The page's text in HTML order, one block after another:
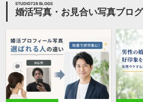
STUDIO728 BLOGS
婚活写真・お見合い写真ブログ